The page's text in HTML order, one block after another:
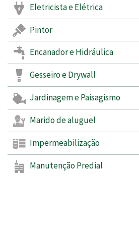
Eletricista e Elétrica
Pintor
Encanador e Hidráulica
Gesseiro e Drywall
Jardinagem e Paisagismo
Marido de aluguel
Impermeabilização
Manutenção Predial